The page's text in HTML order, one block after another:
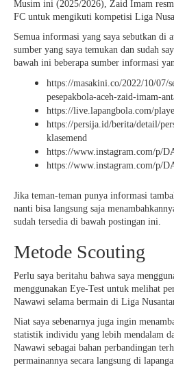
Musim ini (2025/2026), Zaid Imam
FC untuk mengikuti kompetisi Liga
Semua informasi yang saya sebutkan di
sumber yang saya temukan dan sudah
bawah ini beberapa sumber informasi
https://masakini.co/2022/10/07/
pesepakbola-aceh-zaid-imam-
https://live.lapangbola.com/
https://persija.id/berita/detail/
klasemend
https://www.instagram.com/p/
https://www.instagram.com/p/
Jika teman-teman punya informasi
nanti bisa langsung saja
sudah tersedia di bawah postingan ini.
Metode Scouting
Perlu saya beritahu bahwa saya
menggunakan Eye-Test untuk melihat
Nawawi selama bermain di Liga
Niat saya sebenarnya juga ingin
statistik individu yang lebih mendalam
Nawawi sebagai bahan perbandingan
permainannya secara langsung di